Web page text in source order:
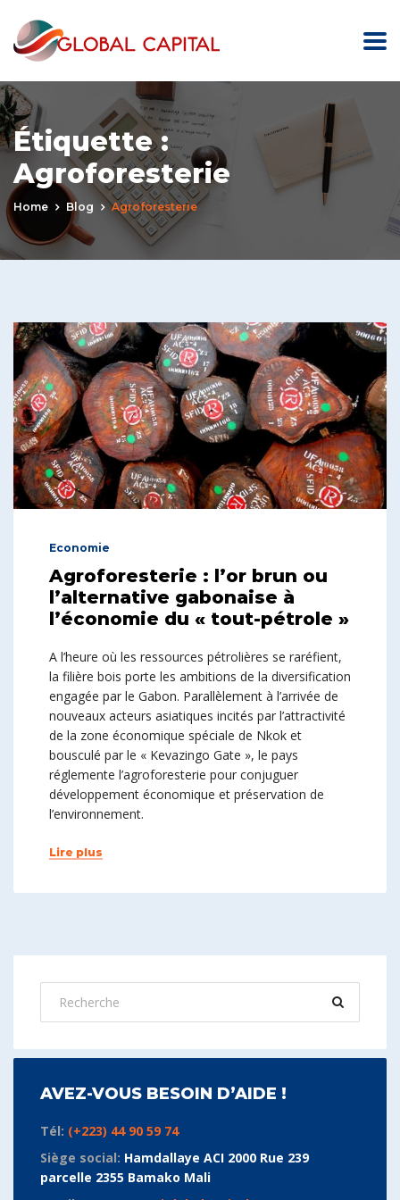
Étiquette :
Agroforesterie
Home Blog Agroforesterie
Economie
Agroforesterie : l’or brun ou
l’alternative gabonaise à
l’économie du « tout-pétrole »
A l’heure où les ressources pétrolières se raréfient,
la filière bois porte les ambitions de la diversification
engagée par le Gabon. Parallèlement à l’arrivée de
nouveaux acteurs asiatiques incités par l’attractivité
de la zone économique spéciale de Nkok et
bousculé par le « Kevazingo Gate », le pays
réglemente l’agroforesterie pour conjuguer
développement économique et préservation de
l’environnement.
Lire plus
AVEZ-VOUS BESOIN D’AIDE !
Tél: (+223) 44 90 59 74
Siège social: Hamdallaye ACI 2000 Rue 239
parcelle 2355 Bamako Mali